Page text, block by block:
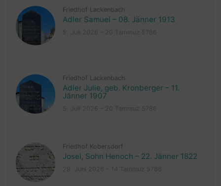
Friedhof Lackenbach
Adler Samuel – 08. Jänner 1913
Friedhof Lackenbach
Adler Julie, geb. Kronberger – 11.
Jänner 1907
Friedhof Kobersdorf
Josel, Sohn Henoch – 22. Jänner 1822